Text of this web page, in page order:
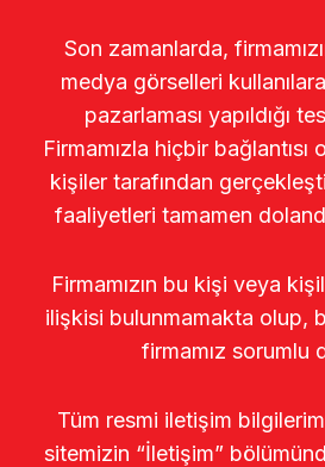
Son zamanlarda,
medya görselleri
pazarlaması yapıldığı
Firmamızla hiçbir
kişiler tarafından
faaliyetleri tamamen
Firmamızın bu kişi veya
ilişkisi bulunmamakta olup,
firmamız sorumlu
Tüm resmi iletişim
sitemizin “İletişim”